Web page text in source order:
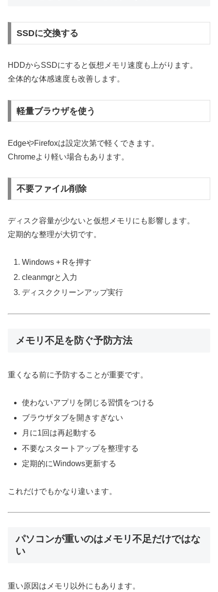
SSDに交換する
HDDからSSDにすると仮想メモリ速度も上がります。
全体的な体感速度も改善します。
軽量ブラウザを使う
EdgeやFirefoxは設定次第で軽くできます。
Chromeより軽い場合もあります。
不要ファイル削除
ディスク容量が少ないと仮想メモリにも影響します。
定期的な整理が大切です。
Windows + Rを押す
cleanmgrと入力
ディスククリーンアップ実行
メモリ不足を防ぐ予防方法
重くなる前に予防することが重要です。
使わないアプリを閉じる習慣をつける
ブラウザタブを開きすぎない
月に1回は再起動する
不要なスタートアップを整理する
定期的にWindows更新する
これだけでもかなり違います。
パソコンが重いのはメモリ不足だけではな
い
重い原因はメモリ以外にもあります。